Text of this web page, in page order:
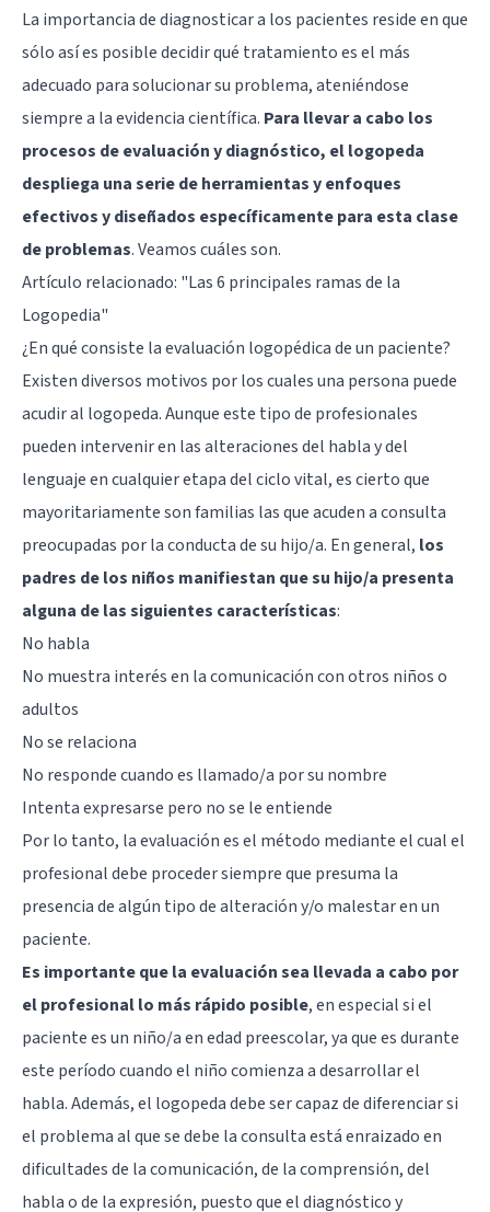
La importancia de diagnosticar a los pacientes reside en que
sólo así es posible decidir qué tratamiento es el más
adecuado para solucionar su problema, ateniéndose
siempre a la evidencia científica. Para llevar a cabo los
procesos de evaluación y diagnóstico, el logopeda
despliega una serie de herramientas y enfoques
efectivos y diseñados específicamente para esta clase
de problemas. Veamos cuáles son.
Artículo relacionado: "Las 6 principales ramas de la
Logopedia"
¿En qué consiste la evaluación logopédica de un paciente?
Existen diversos motivos por los cuales una persona puede
acudir al logopeda. Aunque este tipo de profesionales
pueden intervenir en las alteraciones del habla y del
lenguaje en cualquier etapa del ciclo vital, es cierto que
mayoritariamente son familias las que acuden a consulta
preocupadas por la conducta de su hijo/a. En general, los
padres de los niños manifiestan que su hijo/a presenta
alguna de las siguientes características:
No habla
No muestra interés en la comunicación con otros niños o
adultos
No se relaciona
No responde cuando es llamado/a por su nombre
Intenta expresarse pero no se le entiende
Por lo tanto, la evaluación es el método mediante el cual el
profesional debe proceder siempre que presuma la
presencia de algún tipo de alteración y/o malestar en un
paciente.
Es importante que la evaluación sea llevada a cabo por
el profesional lo más rápido posible, en especial si el
paciente es un niño/a en edad preescolar, ya que es durante
este período cuando el niño comienza a desarrollar el
habla. Además, el logopeda debe ser capaz de diferenciar si
el problema al que se debe la consulta está enraizado en
dificultades de la comunicación, de la comprensión, del
habla o de la expresión, puesto que el diagnóstico y